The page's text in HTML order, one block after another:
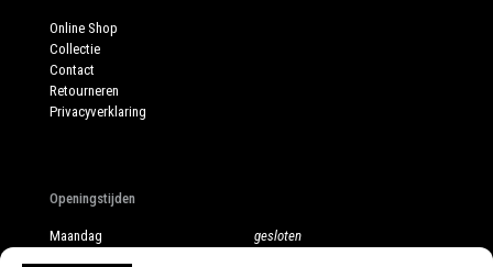
Online Shop
Collectie
Contact
Retourneren
Privacyverklaring
Openingstijden
Maandag
gesloten